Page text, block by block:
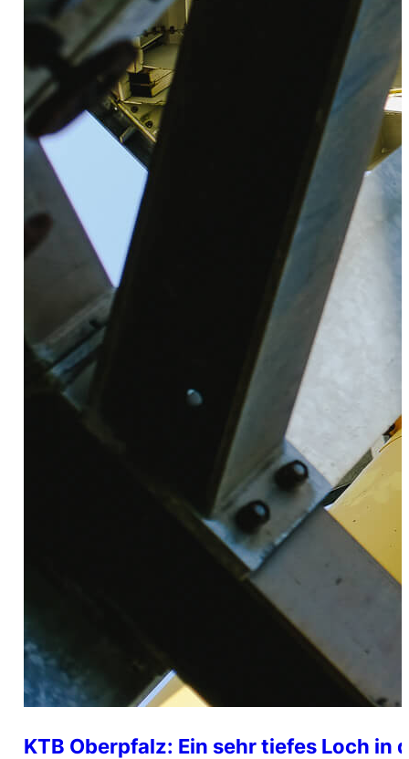
KTB Oberpfalz: Ein sehr tiefes Loch in